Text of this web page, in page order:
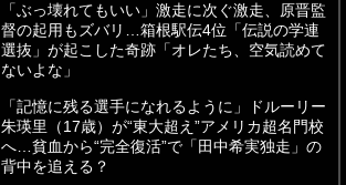
「ぶっ壊れてもいい」激走に次ぐ激走、原晋監
督の起用もズバリ…箱根駅伝4位「伝説の学連
選抜」が起こした奇跡「オレたち、空気読めて
ないよな」
「記憶に残る選手になれるように」ドルーリー
朱瑛里（17歳）が“東大超え”アメリカ超名門校
へ…貧血から“完全復活”で「田中希実独走」の
背中を追える？